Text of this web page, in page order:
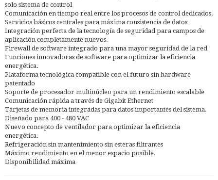
solo sistema de control
Comunicación en tiempo real entre los procesos de control dedicados.
Servicios básicos centrales para máxima consistencia de datos
Integración perfecta de la tecnología de seguridad para campos de
aplicación completamente nuevos.
Firewall de software integrado para una mayor seguridad de la red
Funciones innovadoras de software para optimizar la eficiencia
energética.
Plataforma tecnológica compatible con el futuro sin hardware
patentado
Soporte de procesador multinúcleo para un rendimiento escalable
Comunicación rápida a través de Gigabit Ethernet
Tarjetas de memoria integradas para datos importantes del sistema.
Diseñado para 400 - 480 VAC
Nuevo concepto de ventilador para optimizar la eficiencia
energética.
Refrigeración sin mantenimiento sin esteras filtrantes
Máximo rendimiento en el menor espacio posible.
Disponibilidad máxima